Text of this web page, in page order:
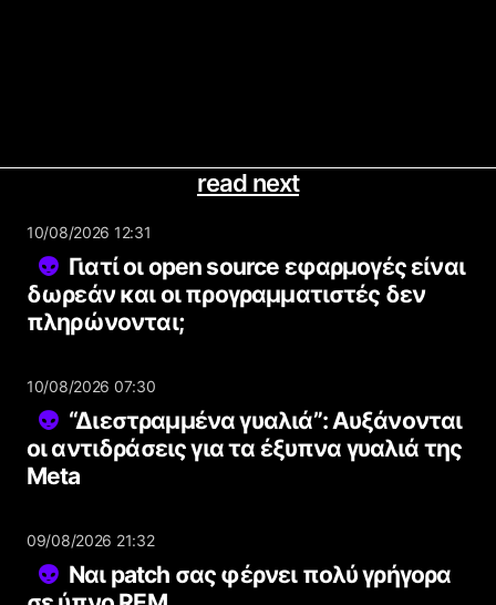
read next
10/08/2026 12:31
Γιατί οι open source εφαρμογές είναι
δωρεάν και οι προγραμματιστές δεν
πληρώνονται;
10/08/2026 07:30
“Διεστραμμένα γυαλιά”: Αυξάνονται
οι αντιδράσεις για τα έξυπνα γυαλιά της
Meta
09/08/2026 21:32
Ναι patch σας φέρνει πολύ γρήγορα